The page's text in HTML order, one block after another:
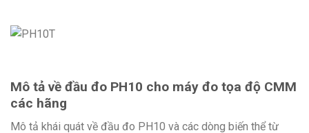
Mô tả về đầu đo PH10 cho máy đo tọa độ CMM
các hãng
Mô tả khái quát về đầu đo PH10 và các dòng biến thể từ